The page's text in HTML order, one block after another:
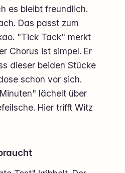
es bleibt freundlich.
Das passt zum
"Tick Tack" merkt
Chorus ist simpel. Er
dieser beiden Stücke
schon vor sich.
lächelt über
Hier trifft Witz